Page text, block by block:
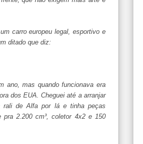
carro europeu legal, esportivo e
ditado que diz:
ano, mas quando funcionava era
dos EUA. Cheguei até a arranjar
rali de Alfa por lá e tinha peças
2.200 cm³, coletor 4x2 e 150